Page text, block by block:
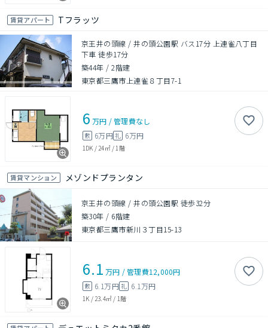
賃貸アパート Tフラッツ
京王井の頭線 / 井の頭公園駅 バス17分 上連雀八丁目
下車 徒歩17分
築44年 /2階建
東京都三鷹市上連雀８丁目7-1
6 万円 /管理費なし
敷 6万円礼 6万円
1DK / 24㎡/ 1階
賃貸マンション メゾンドプランタン
京王井の頭線 / 井の頭公園駅 徒歩32分
築30年 / 6階建
東京都三鷹市新川３丁目15-13
6.1 万円 /管理費12,000円
敷 6.1万円礼 6.1万円
1K / 23.4㎡ / 1階